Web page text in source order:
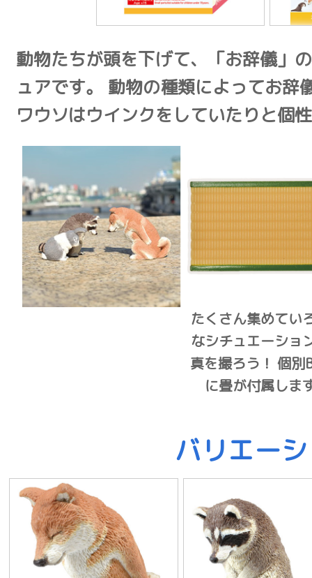
動物たちが頭を下げて、「お辞儀」
ュアです。 動物の種類によってお辞
ワウソはウインクをしていたりと個
たくさん集めてい
なシチュエーショ
真を撮ろう！ 個別
に畳が付属しま
バリエー